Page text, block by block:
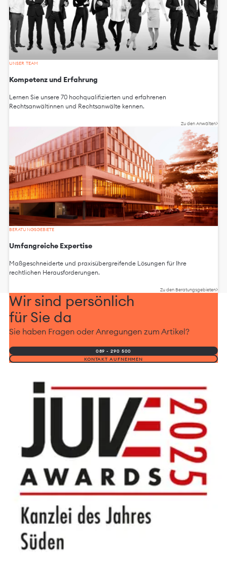
UNSER TEAM
Kompetenz und Erfahrung
Lernen Sie unsere 70 hochqualifizierten und erfahrenen
Rechtsanwältinnen und Rechtsanwälte kennen.
Zu den Anwälten
BERATUNGSGEBIETE
Umfangreiche Expertise
Maßgeschneiderte und praxisübergreifende Lösungen für Ihre
rechtlichen Herausforderungen.
Zu den Beratungsgebieten
Wir sind persönlich
für Sie da
Sie haben Fragen oder Anregungen zum Artikel?
089 - 290 500
KONTAKT AUFNEHMEN